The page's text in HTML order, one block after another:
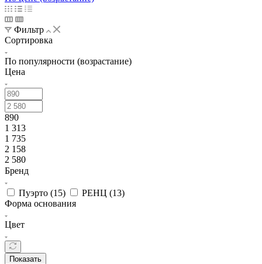
Фильтр
Сортировка
По популярности (возрастание)
Цена
890
1 313
1 735
2 158
2 580
Бренд
Пуэрто (15) РЕНЦ (13)
Форма основания
Цвет
Показать